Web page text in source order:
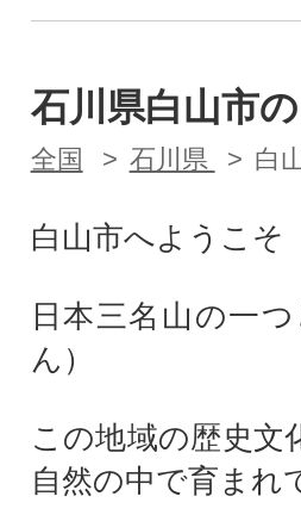
石川県白山市
全国 石川県 白
白山市へようこそ
日本三名山の一
ん）
この地域の歴史文
自然の中で育まれ